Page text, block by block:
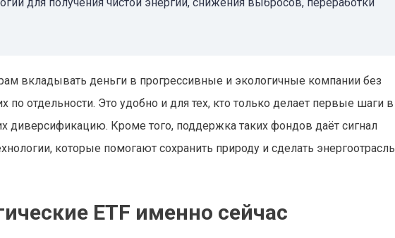
вкладывать деньги в прогрессивные и экологичные компании без
по отдельности. Это удобно и для тех, кто только делает первые шаги в
диверсификацию. Кроме того, поддержка таких фондов даёт сигнал
которые помогают сохранить природу и сделать энергоотрасль
ETF именно сейчас